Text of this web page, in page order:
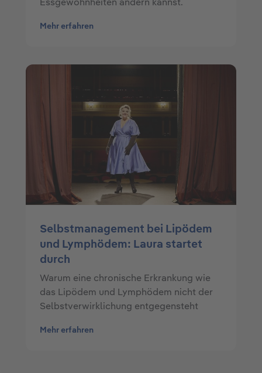
Mehr erfahren
Selbstmanagement bei Lipödem
und Lymphödem: Laura startet
durch
Warum eine chronische Erkrankung wie
das Lipödem und Lymphödem nicht der
Selbstverwirklichung entgegensteht
Mehr erfahren